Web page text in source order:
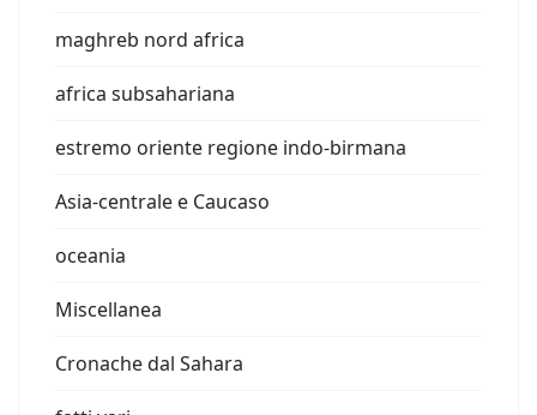
maghreb nord africa
africa subsahariana
estremo oriente regione indo-birmana
Asia-centrale e Caucaso
oceania
Miscellanea
Cronache dal Sahara